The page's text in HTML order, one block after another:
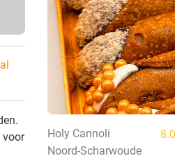
voor
Holy Cannoli 8.0
Noord-Scharwoude